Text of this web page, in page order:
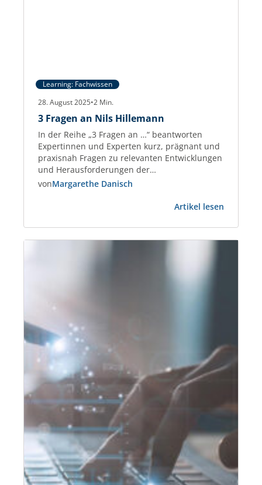
Learning: Fachwissen
28. August 2025•2 Min.
3 Fragen an Nils Hillemann
In der Reihe „3 Fragen an …“ beantworten
Expertinnen und Experten kurz, prägnant und
praxisnah Fragen zu relevanten Entwicklungen
und Herausforderungen der
Gewerbeimmobilien-Branche. Nils Hillemann
über 10 Jahren in der Immobilienbranche tätig.
Communication Services GmbH als Leiter
Corporate Real Estate/Head of Corporate…
vonMargarethe Danisch
Artikel lesen
Fragen
an